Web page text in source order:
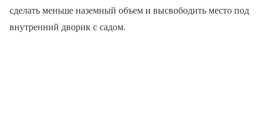
сделать меньше наземный объем и высвободить место под
внутренний дворик с садом.